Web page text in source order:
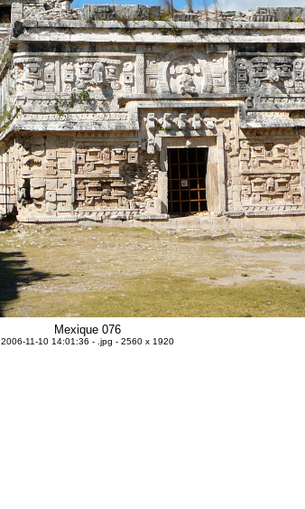
Mexique 076
2006-11-10 14:01:36 - .jpg - 2560 x 1920